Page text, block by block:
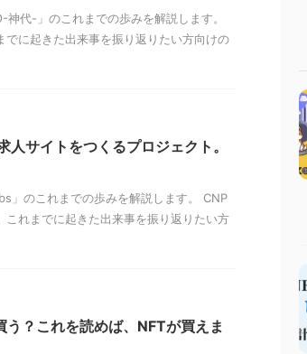
代-」のこれまでの歩みを解説します。
に起きた出来事を振り返りたい方向けの
サイトをつくるプロジェクト。
」のこれまでの歩みを解説します。 CNP
れまでに起きた出来事を振り返りたい方
う？これを読めば、NFTが買えま